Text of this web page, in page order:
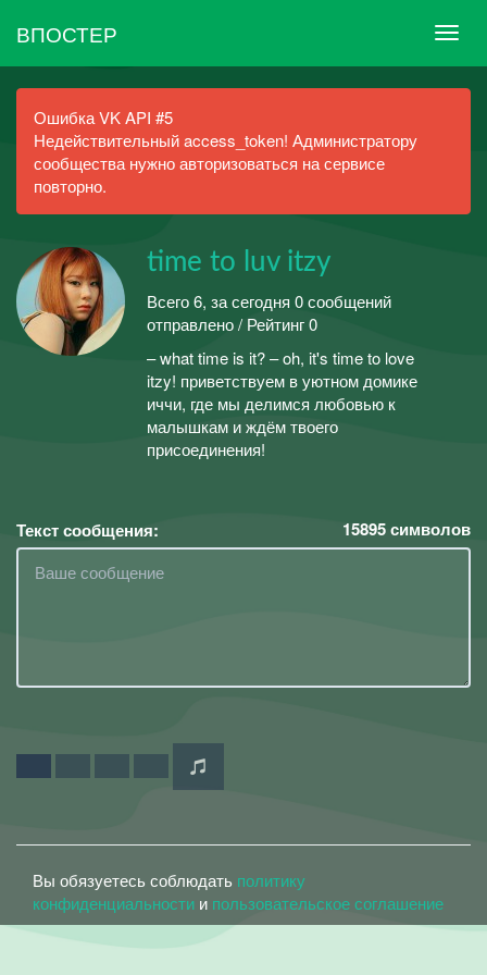
ВПОСТЕР
Ошибка VK API #5
Недействительный access_token! Администратору
сообщества нужно авторизоваться на сервисе
повторно.
time to luv itzy
Всего 6, за сегодня 0 сообщений
отправлено / Рейтинг 0
– what time is it? – oh, it's time to love
itzy! приветствуем в уютном домике
иччи, где мы делимся любовью к
малышкам и ждём твоего
присоединения!
Текст сообщения: 15895символов
Вы обязуетесь соблюдать политику
конфиденциальности и пользовательское соглашение